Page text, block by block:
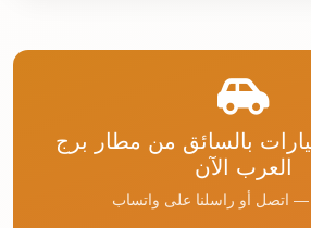
بالسائق من مطار برج
العرب الآن